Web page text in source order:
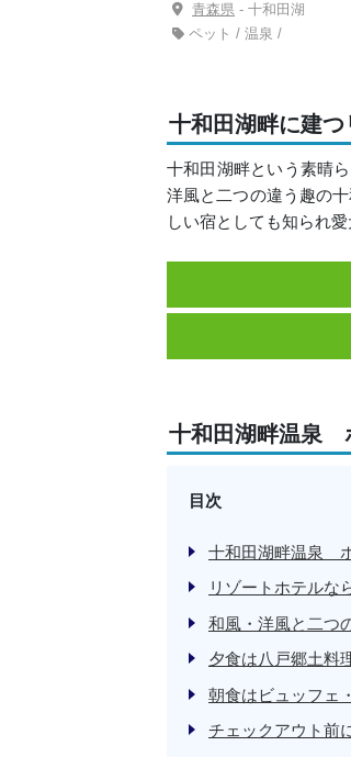
青森県 - 十和田湖
ペット / 温泉 /
十和田湖畔に建
十和田湖畔という素晴
洋風と二つの違う趣の
しい宿としても知られ
十和田湖畔温泉
目次
十和田湖畔温泉
リゾートホテルな
和風・洋風と二つ
夕食は八戸郷土料
朝食はビュッフェ
チェックアウト前